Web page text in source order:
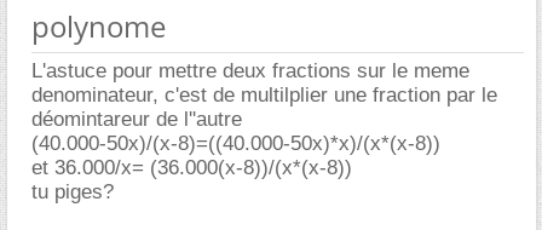
polynome
L'astuce pour mettre deux fractions sur le meme
denominateur, c'est de multilplier une fraction par le
déomintareur de l''autre
(40.000-50x)/(x-8)=((40.000-50x)*x)/(x*(x-8))
et 36.000/x= (36.000(x-8))/(x*(x-8))
tu piges?